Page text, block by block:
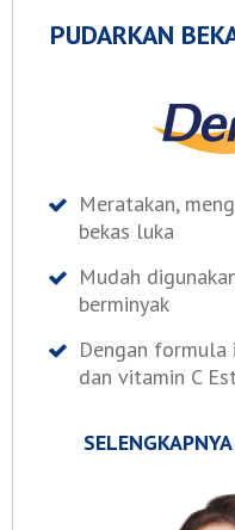
PUDARKAN
Meratakan,
bekas luka
Mudah
berminyak
Dengan
dan vitamin C
SELENGKAPNYA